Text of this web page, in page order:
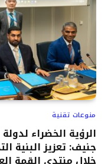
منوعات تقنية
الرؤية الخضراء
جنيف: تعزيز البنية